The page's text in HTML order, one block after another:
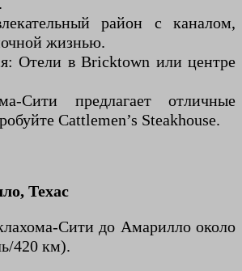
район с каналом,
жизнью.
Отели в Bricktown или центре
Сити предлагает отличные
Cattlemen’s Steakhouse.
Техас
Сити до Амарилло около
420 км).